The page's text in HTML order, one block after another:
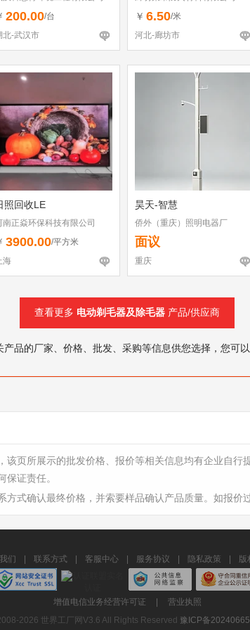
200.00/台
北-武汉市
￥ 6.50/米
河北-廊坊市
照回收LE
南正焱环保科技有限公司
3900.00/平方米
海
昊天-智慧
侨外（重庆）照明电器厂
面议
重庆
查看更多 电动剃毛器及除毛器 产品/供应商
产品的厂家、价格、批发、采购等信息供您选择，您可
该页所展示的批发价格、报价等相关信息均有企业自
保证责任。
方式确认最终价格，并索要样品确认产品质量。如报价
们 联系方式 客服中心 服务协议 隐私政策 版
增值电信业务经营许可证
营业执照
2026 世界工厂网V3.6 All Rights Reserved 豫ICP备